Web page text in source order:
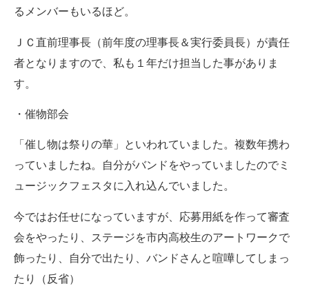
るメンバーもいるほど。
ＪＣ直前理事長（前年度の理事長＆実行委員長）が責任
者となりますので、私も１年だけ担当した事がありま
す。
・催物部会
「催し物は祭りの華」といわれていました。複数年携わ
っていましたね。自分がバンドをやっていましたのでミ
ュージックフェスタに入れ込んでいました。
今ではお任せになっていますが、応募用紙を作って審査
会をやったり、ステージを市内高校生のアートワークで
飾ったり、自分で出たり、バンドさんと喧嘩してしまっ
たり（反省）